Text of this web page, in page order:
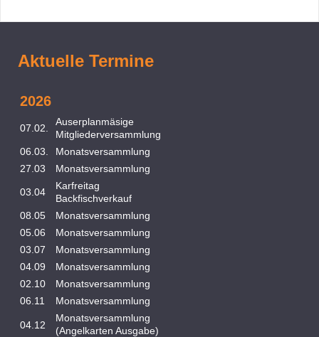
Aktuelle Termine
2026
07.02.
Auserplanmäsige
Mitgliederversammlung
06.03.
Monatsversammlung
27.03
Monatsversammlung
03.04
Karfreitag
Backfischverkauf
08.05
Monatsversammlung
05.06
Monatsversammlung
03.07
Monatsversammlung
04.09
Monatsversammlung
02.10
Monatsversammlung
06.11
Monatsversammlung
04 .12
Monatsversammlung
(Angelkarten Ausgabe)